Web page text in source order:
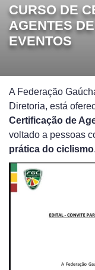
CURSO DE
AGENTES
EVENTOS
A Federação
Diretoria, está
Certificação de
voltado a pessoas
prática do ciclismo.